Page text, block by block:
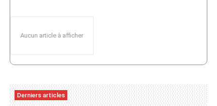
Aucun article à afficher
Derniers articles